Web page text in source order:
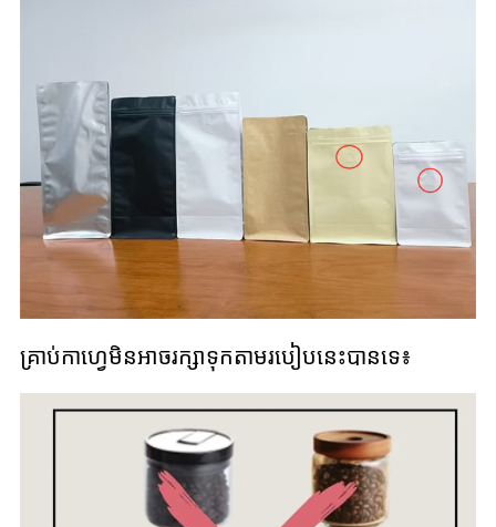
គ្រាប់កាហ្វេមិនអាចរក្សាទុកតាមរបៀបនេះបានទេ៖